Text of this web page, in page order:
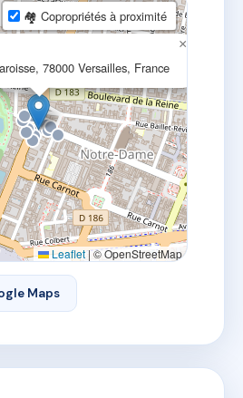
78000 Versailles, France
×
🏘 Copropriétés à proximité
Leaflet |© OpenStreetMap
Maps